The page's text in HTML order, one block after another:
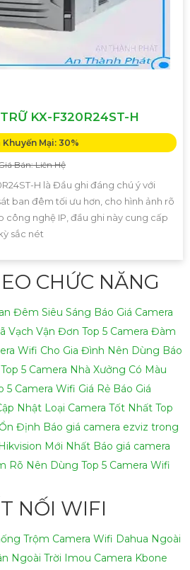
KX-F320R24ST-H
Khuyến Mại: 30%
Bán: Liên Hệ
H là Đầu ghi đáng chú ý với
ban đêm tối ưu hơn, cho hình ảnh rõ
công nghệ IP, đầu ghi này cung cấp
sắc nét
CHỨC NĂNG
Đêm Siêu Sáng Báo Giá Camera
Vạch Vận Đơn Top 5 Camera Đàm
Wifi Cho Gia Đình Nên Dùng Báo
Top 5 Camera Nhà Xưởng Có Màu
5 Camera Wifi Giá Rẻ Báo Giá
Nhật Loại Camera Tốt Nhất Top
Định Báo giá camera ezviz trong
Mới Nhất Báo giá camera
Rõ Nên Dùng Top 5 Camera Wifi
NỐI WIFI
Trộm Camera Wifi Dahua Ngoài
Ngoài Trời Imou Camera Kbone